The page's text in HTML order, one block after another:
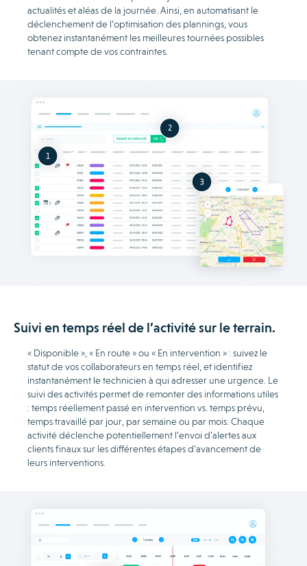
actualités et aléas de la journée. Ainsi, en automatisant le
déclenchement de l’optimisation des plannings, vous
obtenez instantanément les meilleures tournées possibles
tenant compte de vos contraintes.
Suivi en temps réel de l’activité sur le terrain.
« Disponible », « En route » ou « En intervention » : suivez le
statut de vos collaborateurs en temps réel, et identifiez
instantanément le technicien à qui adresser une urgence. Le
suivi des activités permet de remonter des informations utiles
: temps réellement passé en intervention vs. temps prévu,
temps travaillé par jour, par semaine ou par mois. Chaque
activité déclenche potentiellement l’envoi d’alertes aux
clients finaux sur les différentes étapes d’avancement de
leurs interventions.